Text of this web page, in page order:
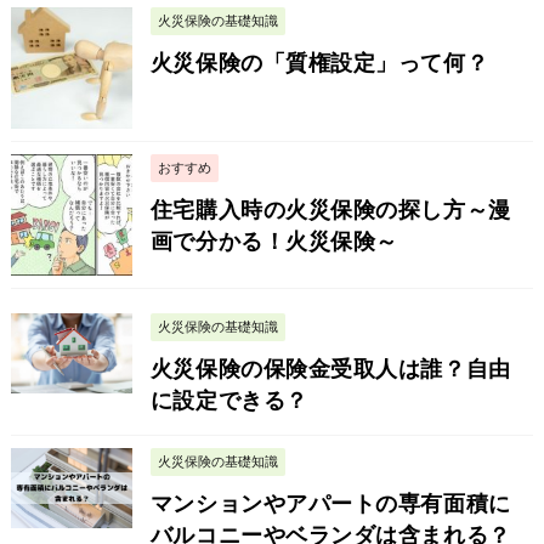
火災保険の基礎知識
火災保険の「質権設定」って何？
おすすめ
住宅購入時の火災保険の探し方～漫
画で分かる！火災保険～
火災保険の基礎知識
火災保険の保険金受取人は誰？自由
に設定できる？
火災保険の基礎知識
マンションやアパートの専有面積に
バルコニーやベランダは含まれる？